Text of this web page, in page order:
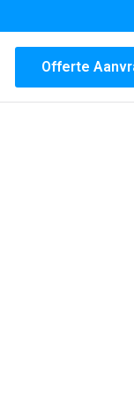
Offerte